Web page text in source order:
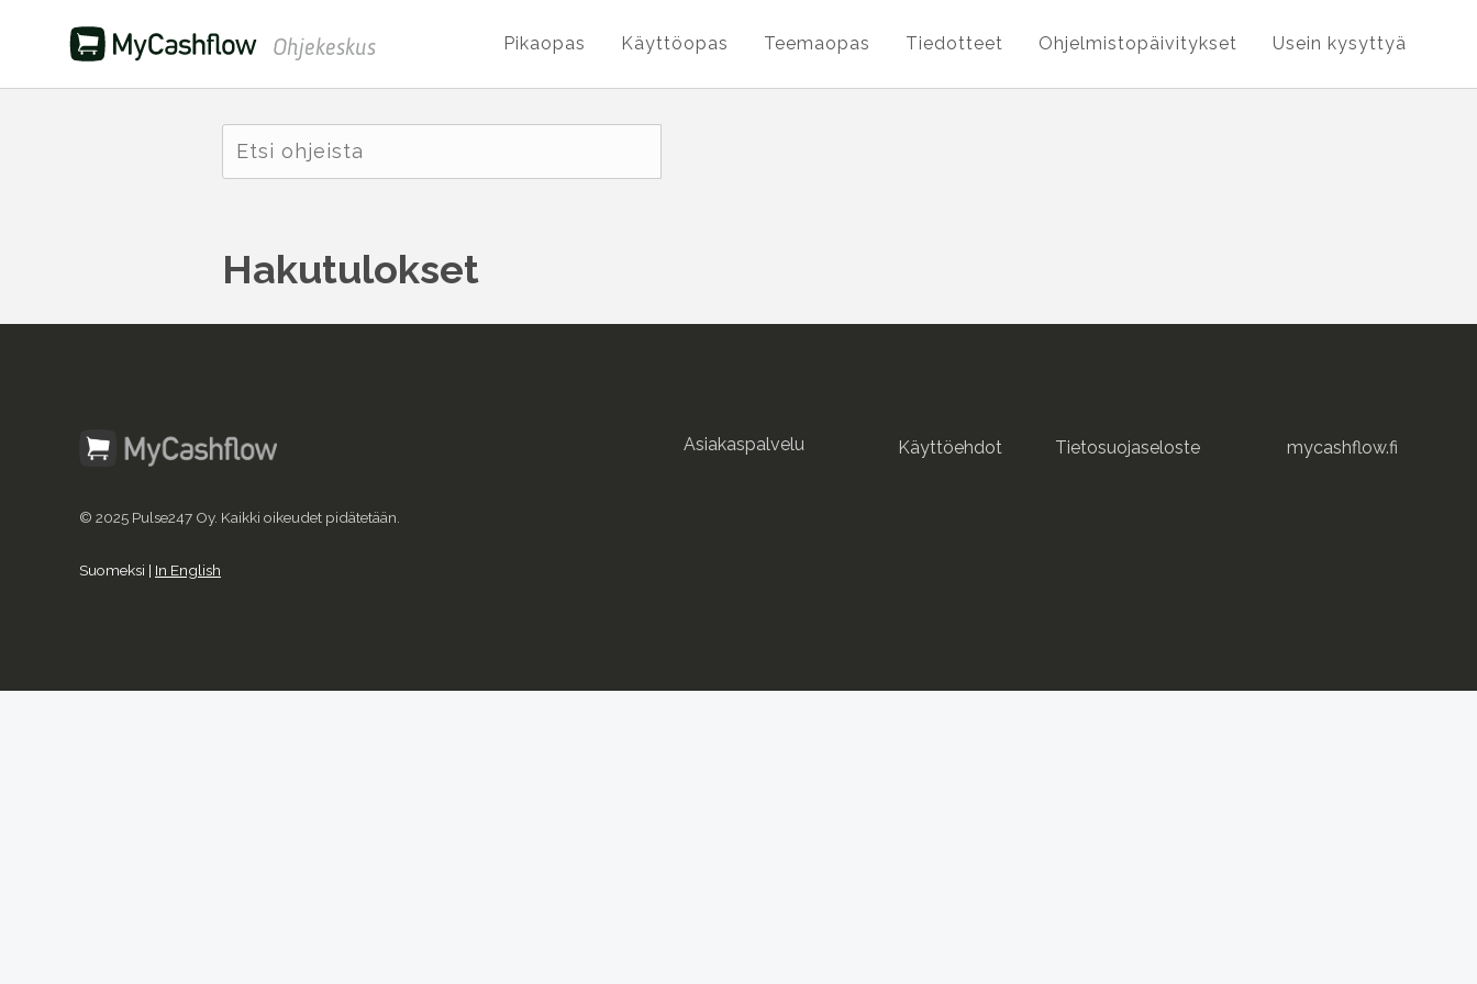
Ohjekeskus Pikaopas Käyttöopas Teemaopas Tiedotteet Ohjelmistopäivitykset Usein kysyttyä
Hakutulokset
Asiakaspalvelu Käyttöehdot Tietosuojaseloste mycashflow.fi
© 2025 Pulse247 Oy. Kaikki oikeudet pidätetään.
Suomeksi | In English